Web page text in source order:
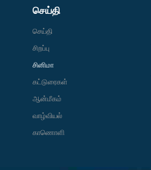
செய்தி
செய்தி
சிறப்பு
சினிமா
கட்டுரைகள்
ஆன்மீகம்
வாழ்வியல்
காணொளி